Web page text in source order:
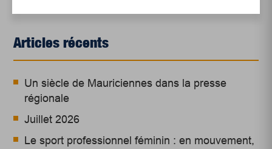
Articles récents
Un siècle de Mauriciennes dans la presse
régionale
Juillet 2026
Le sport professionnel féminin : en mouvement,